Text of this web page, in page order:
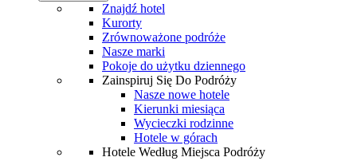
Znajdź hotel
Kurorty
Zrównoważone podróże
Nasze marki
Pokoje do użytku dziennego
Zainspiruj Się Do Podróży
Nasze nowe hotele
Kierunki miesiąca
Wycieczki rodzinne
Hotele w górach
Hotele Według Miejsca Podróży